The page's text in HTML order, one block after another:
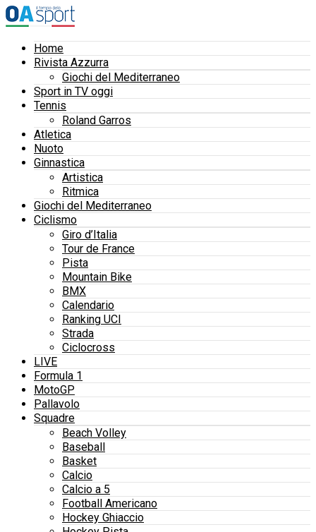
Home
Rivista Azzurra
Giochi del Mediterraneo
Sport in TV oggi
Tennis
Roland Garros
Atletica
Nuoto
Ginnastica
Artistica
Ritmica
Giochi del Mediterraneo
Ciclismo
Giro d’Italia
Tour de France
Pista
Mountain Bike
BMX
Calendario
Ranking UCI
Strada
Ciclocross
LIVE
Formula 1
MotoGP
Pallavolo
Squadre
Beach Volley
Baseball
Basket
Calcio
Calcio a 5
Football Americano
Hockey Ghiaccio